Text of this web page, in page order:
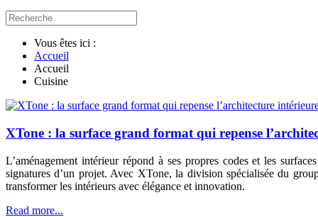
Vous êtes ici :
Accueil
Accueil
Cuisine
XTone : la surface grand format qui repense
L’aménagement intérieur répond à ses propres codes et les
signatures d’un projet. Avec XTone, la division spécialisée du
transformer les intérieurs avec élégance et innovation.
Read more...